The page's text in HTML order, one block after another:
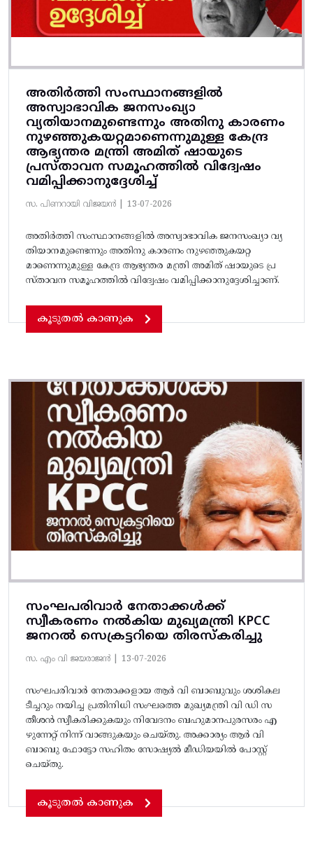
അതിർത്തി സംസ്ഥാനങ്ങളിൽ
അസ്വാഭാവിക ജനസംഖ്യാ
വ്യതിയാനമുണ്ടെന്നും അതിനു കാരണം
നുഴഞ്ഞുകയറ്റമാണെന്നുമുള്ള കേന്ദ്ര
ആഭ്യന്തര മന്ത്രി അമിത് ഷായുടെ
പ്രസ്താവന സമൂഹത്തിൽ വിദ്വേഷം
വമിപ്പിക്കാനുദ്ദേശിച്ച്
സ. പിണറായി വിജയൻ | 13-07-2026
അതിർത്തി സംസ്ഥാനങ്ങളിൽ അസ്വാഭാവിക ജനസംഖ്യാ വ്യ
തിയാനമുണ്ടെന്നും അതിനു കാരണം നുഴഞ്ഞുകയറ്റ
മാണെന്നുമുള്ള കേന്ദ്ര ആഭ്യന്തര മന്ത്രി അമിത് ഷായുടെ പ്ര
സ്താവന സമൂഹത്തിൽ വിദ്വേഷം വമിപ്പിക്കാനുദ്ദേശിച്ചാണ്.
കൂടുതൽ കാണുക
സംഘപരിവാർ നേതാക്കൾക്ക്
സ്വീകരണം നൽകിയ മുഖ്യമന്ത്രി KPCC
ജനറൽ സെക്രട്ടറിയെ തിരസ്കരിച്ചു
സ. എം വി ജയരാജൻ | 13-07-2026
സംഘപരിവാർ നേതാക്കളായ ആർ വി ബാബുവും ശശികല
ടീച്ചറും നയിച്ച പ്രതിനിധി സംഘത്തെ മുഖ്യമന്ത്രി വി ഡി സ
തീശൻ സ്വീകരിക്കുകയും നിവേദനം ബഹുമാനപുരസരം എ
ഴുന്നേറ്റ് നിന്ന് വാങ്ങുകയും ചെയ്തു. അക്കാര്യം ആർ വി
ബാബു ഫോട്ടോ സഹിതം സോഷ്യൽ മീഡിയയിൽ പോസ്റ്റ്‌
ചെയ്തു.
കൂടുതൽ കാണുക